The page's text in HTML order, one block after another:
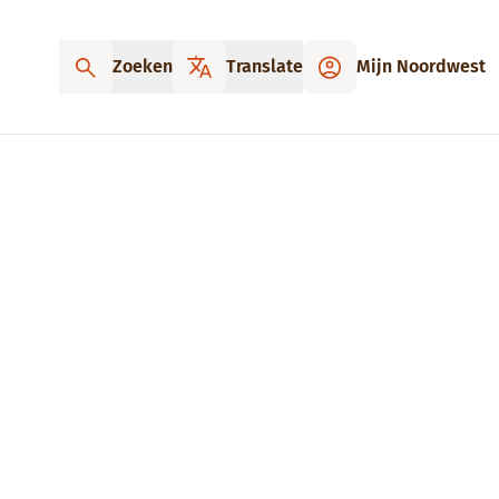
Zoeken Translate Mijn Noordwest